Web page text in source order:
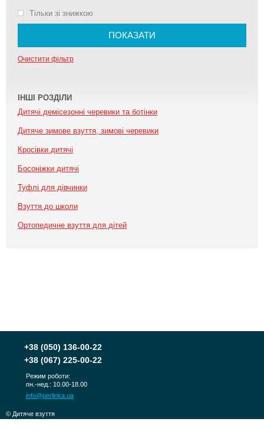
Тільки зі знижкою
ПОКАЗАТИ
Очистити фільтр
ІНШІ РОЗДІЛИ
Дитячі демісезонні черевики та ботінки
Дитяче зимове взуття, зимові черевики
Кросівки дитячі
Босоніжки дитячі
Туфлі для дівчинки
Взуття до школи
Ортопедичне взуття для дітей
+38 (050) 136-00-22
+38 (067) 225-00-22
Режим роботи:
пн.-нед.: 10.00-18.00
info@perlinka.ua
© Дитяче взуття